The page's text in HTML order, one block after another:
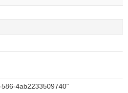
4ab2233509740"